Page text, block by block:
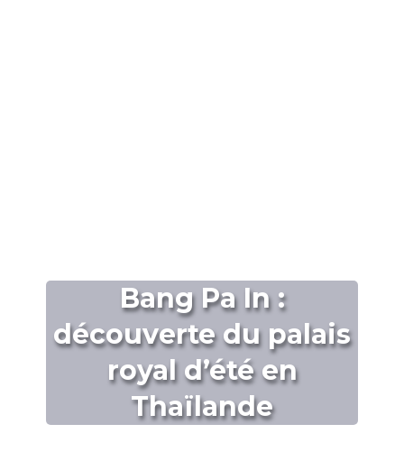
Bang Pa In :
découverte du palais
royal d’été en
Thaïlande